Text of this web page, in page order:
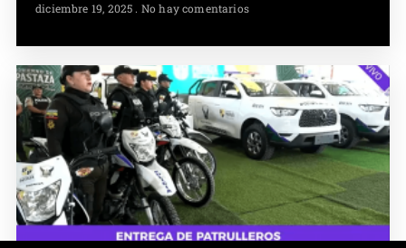
diciembre 19, 2025 No hay comentarios